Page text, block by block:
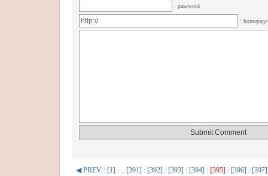
: password
:
◀ PREV : [1] : .. [391] : [392] : [393] : [394] : [395] : [396] : [397]